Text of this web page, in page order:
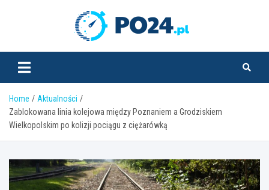
Home
Aktualności
Zablokowana linia kolejowa między Poznaniem a Grodziskiem
Wielkopolskim po kolizji pociągu z ciężarówką